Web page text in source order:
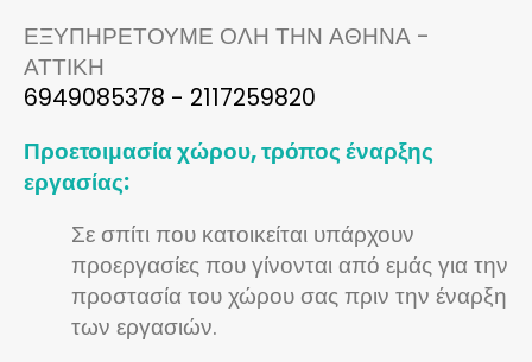
ΕΞΥΠΗΡΕΤΟΥΜΕ ΟΛΗ ΤΗΝ ΑΘΗΝΑ -
ΑΤΤΙΚΗ
6949085378 - 2117259820
Προετοιμασία χώρου, τρόπος έναρξης
εργασίας:
Σε σπίτι που κατοικείται υπάρχουν
προεργασίες που γίνονται από εμάς για την
προστασία του χώρου σας πριν την έναρξη
των εργασιών.